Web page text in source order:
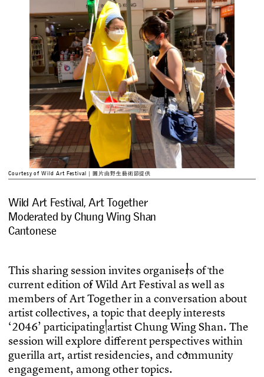
Courtesy of Wild Art Festival｜圖片由野生藝術節提供
Wild Art Festival, Art Together
Moderated by Chung Wing Shan
Cantonese
This sharing sessioninvitesorganisersofthe
currenteditionofWildArt Festival aswell as
membersofArtTogetherin a conversation about
artistcollectives, a topic thatdeeplyinterests
‘2046’ participating artist ChungWingShan. The
sessionwillexplore diferentperspectiveswithin
guerilla art, artistresidencies, andcommunity
engagement, amongothertopics.